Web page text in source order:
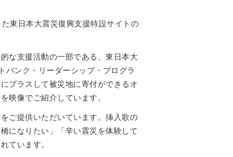
東日本大震災復興支援特設サイトの
な支援活動の一部である、東日本大
バンク・リーダーシップ・プログラ
プラスして被災地に寄付ができるオ
映像でご紹介しています。
ご提供いただいています。挿入歌の
になりたい」「辛い震災を体験して
ています。